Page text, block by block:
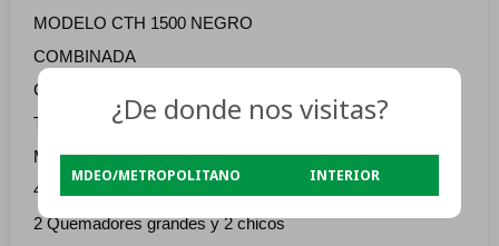
MODELO CTH 1500 NEGRO
COMBINADA
Color Negro
Tapa de vidrio
Mesada de acero inoxidable
4 Hornallas a supergás
2 Quemadores grandes y 2 chicos
¿De donde nos visitas?
MDEO/METROPOLITANO INTERIOR